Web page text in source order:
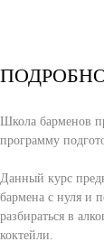
Школа барменов
программу
Данный курс
бармена с нуля и
разбираться в
коктейли.